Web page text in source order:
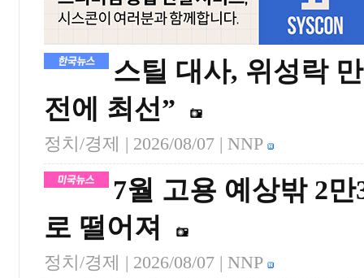
스틸 대사, 위성락
전에 최선”
정치/경제 | 2026/08/07 | NNP
7월 고용 예상밖 2
로 떨어져
정치/경제 | 2026/08/07 | NNP